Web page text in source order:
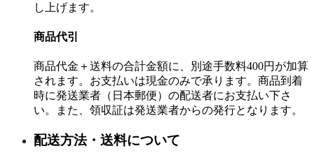
し上げます。
商品代引
商品代金＋送料の合計金額に、別途手数料400円が加算
されます。お支払いは現金のみで承ります。商品到着
時に発送業者（日本郵便）の配送者にお支払い下さ
い。また、領収証は発送業者からの発行となります。
配送方法・送料について